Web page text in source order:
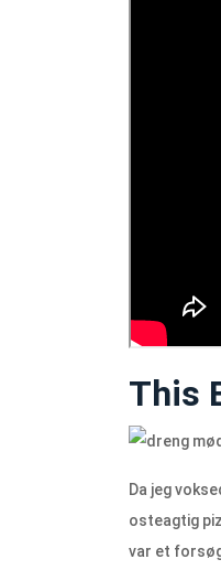
This
Da jeg
osteagtig
var et